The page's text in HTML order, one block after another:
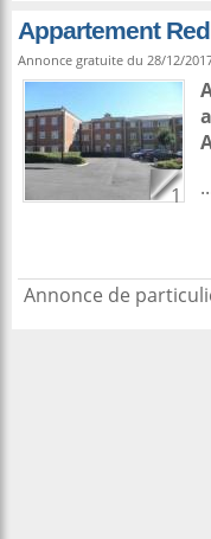
Appartement
Annonce gratuite du 28/12/
1
Annonce de